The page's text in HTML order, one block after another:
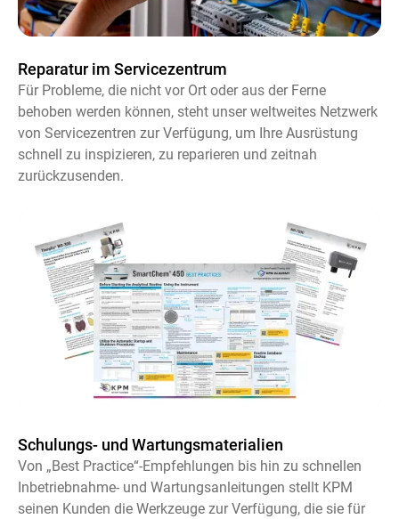
Für Probleme, die nicht vor Ort oder aus der Ferne
behoben werden können, steht unser weltweites Netzwerk
von Servicezentren zur Verfügung, um Ihre Ausrüstung
schnell zu inspizieren, zu reparieren und zeitnah
zurückzusenden.
Reparatur im Servicezentrum
Von „Best Practice“-Empfehlungen bis hin zu schnellen
Inbetriebnahme- und Wartungsanleitungen stellt KPM
seinen Kunden die Werkzeuge zur Verfügung, die sie für
Schulungs- und Wartungsmaterialien